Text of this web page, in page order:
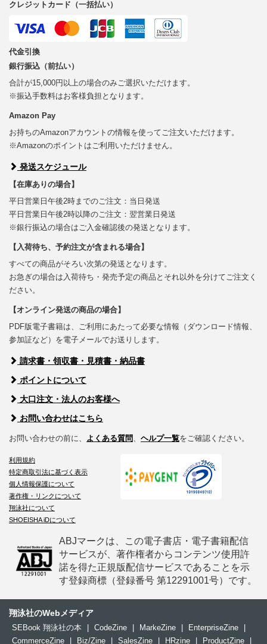
クレジットカード（一括払い）
代金引換
銀行振込（前払い）
合計が15,000円以上の場合のみご選択いただけます。
※振込手数料はお客様負担となります。
Amazon Pay
お持ちのAmazonアカウントの情報を使ってご注文いただけます。
※Amazonのポイントはご利用いただけません。
発送スケジュール
【在庫ありの場合】
平日営業日午後2時までのご注文：当日発送
平日営業日午後2時以降のご注文：翌営業日発送
※銀行振込の場合はご入金確認後の発送となります。
【入荷待ち、予約注文が含まれる場合】
すべての商品がそろい次第の発送となります。
お急ぎの場合は入荷待ち・発売予定の商品とそれ以外を分けてご注文く
ださい。
【オンライン発送の商品の場合】
PDF版電子書籍は、ご利用にあたって必要な情報（ダウンロード情報、
参加証など）を電子メールでお送りします。
請求書・領収書・見積書・納品書
ポイントについて
大口注文・法人のお客様へ
お問い合わせはこちら
お問い合わせの前に、 よくある質問 ヘルプ一覧をご確認ください。
利用規約
特定商取引法に基づく表示
個人情報保護について
著作権・リンクについて
翔泳社について
SHOEISHA iDについて
ABJマークは、この電子書店・電子書籍配信
サービスが、著作権者からコンテンツ使用許
諾を得た正規版配信サービスであることを示
す登録商標（登録番号 第12291001号）です。
翔泳社のWebメディア
SEBook 翔泳社の本 | CodeZine | MarkeZine | EnterpriseZine
|
CommerceZine
| Biz/Zine | SalesZine | HRzine | ProductZine |